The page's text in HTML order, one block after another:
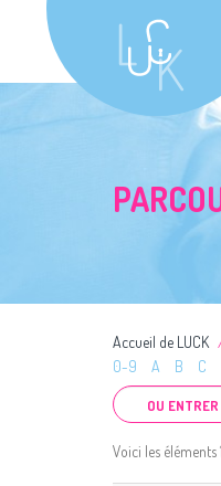
Accueil de LUCK
0-9
A B C
Voici les éléments